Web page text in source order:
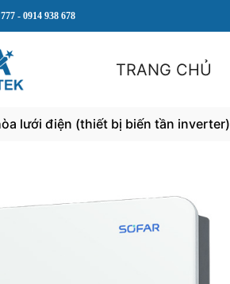
938 678
TRANG CHỦ
lưới điện (thiết bị biến tần inverter)